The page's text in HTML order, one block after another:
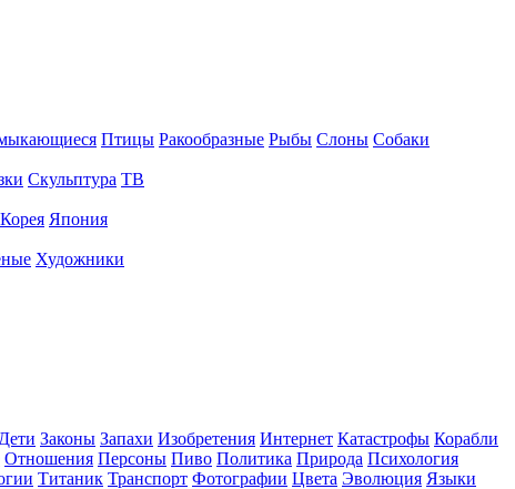
Птицы Ракообразные Рыбы Слоны Собаки
Скульптура ТВ
Япония
Художники
Дети Законы Запахи Изобретения Интернет Катастрофы Корабли
Отношения Персоны Пиво Политика Природа Психология
Титаник Транспорт Фотографии Цвета Эволюция Языки